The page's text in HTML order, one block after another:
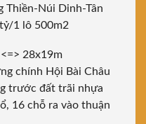
Thiền-Núi Dinh-Tân
tỷ/1 lô 500m2
28x19m
chính Hội Bài Châu
trước đất trãi nhựa
16 chỗ ra vào thuận